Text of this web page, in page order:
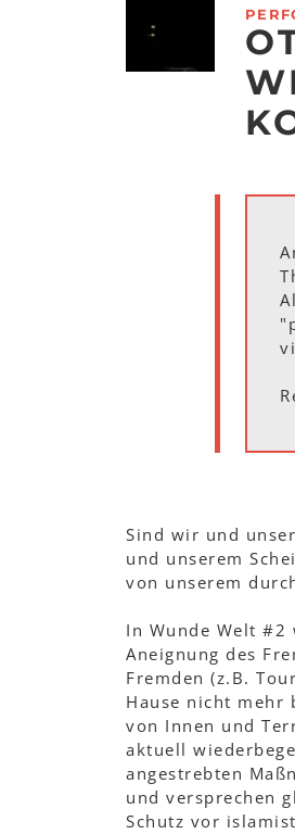
Sind wir und
und unserem
von unserem
In Wunde Welt
Aneignung des
Fremden (z.B.
Hause nicht mehr
von Innen und
aktuell
angestrebten
und versprechen
Schutz vor